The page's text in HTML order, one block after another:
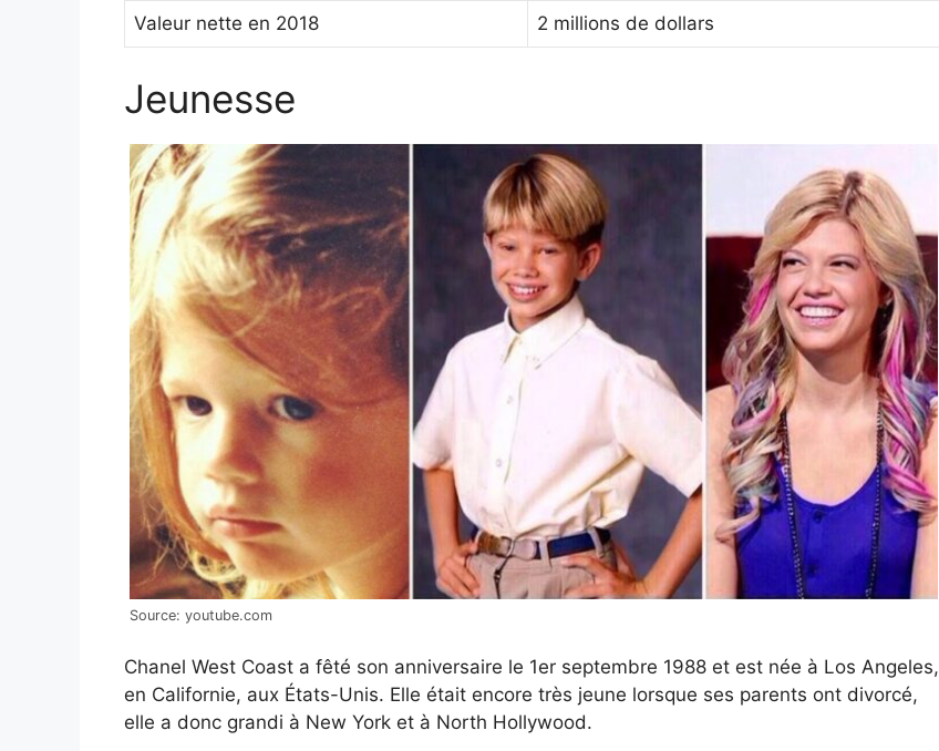
Valeur nette en 2018 2 millions de dollars
Jeunesse
Source: youtube.com
Chanel West Coast a fêté son anniversaire le 1er septembre 1988 et est née à Los Angeles,
en Californie, aux États-Unis. Elle était encore très jeune lorsque ses parents ont divorcé,
elle a donc grandi à New York et à North Hollywood.